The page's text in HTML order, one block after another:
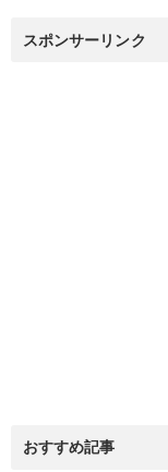
スポンサーリンク
おすすめ記事